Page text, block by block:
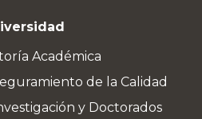
Académica
de la Calidad
y Doctorados